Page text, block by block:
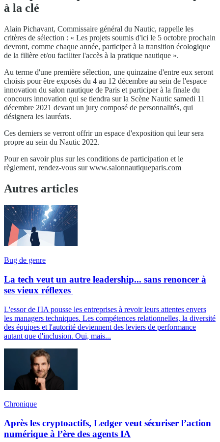
à la clé
Alain Pichavant, Commissaire général du Nautic, rappelle les
critères de sélection : « Les projets soumis d'ici le 5 octobre prochain
devront, comme chaque année, participer à la transition écologique
de la filière et/ou faciliter l'accès à la pratique nautique ».
Au terme d'une première sélection, une quinzaine d'entre eux seront
choisis pour être exposés du 4 au 12 décembre au sein de l'espace
innovation du salon nautique de Paris et participer à la finale du
concours innovation qui se tiendra sur la Scène Nautic samedi 11
décembre 2021 devant un jury composé de personnalités, qui
désignera les lauréats.
Ces derniers se verront offrir un espace d'exposition qui leur sera
propre au sein du Nautic 2022.
Pour en savoir plus sur les conditions de participation et le
règlement, rendez-vous sur www.salonnautiqueparis.com
Autres articles
Bug de genre
La tech veut un autre leadership... sans renoncer à
ses vieux réflexes
L'essor de l'IA pousse les entreprises à revoir leurs attentes envers
les managers techniques. Les compétences relationnelles, la diversité
des équipes et l'autorité deviennent des leviers de performance
autant que d'inclusion. Oui, mais...
Chronique
Après les cryptoactifs, Ledger veut sécuriser l’action
numérique à l’ère des agents IA